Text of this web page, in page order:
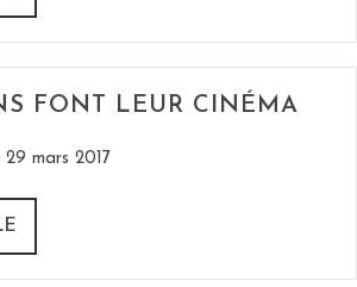
FONT LEUR CINÉMA
mars 2017